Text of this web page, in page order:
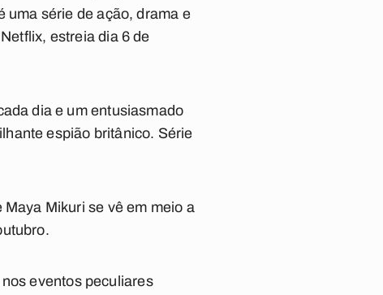
uma série de ação, drama e
estreia dia 6 de
dia e um entusiasmado
espião britânico. Série
Mikuri se vê em meio a
eventos peculiares